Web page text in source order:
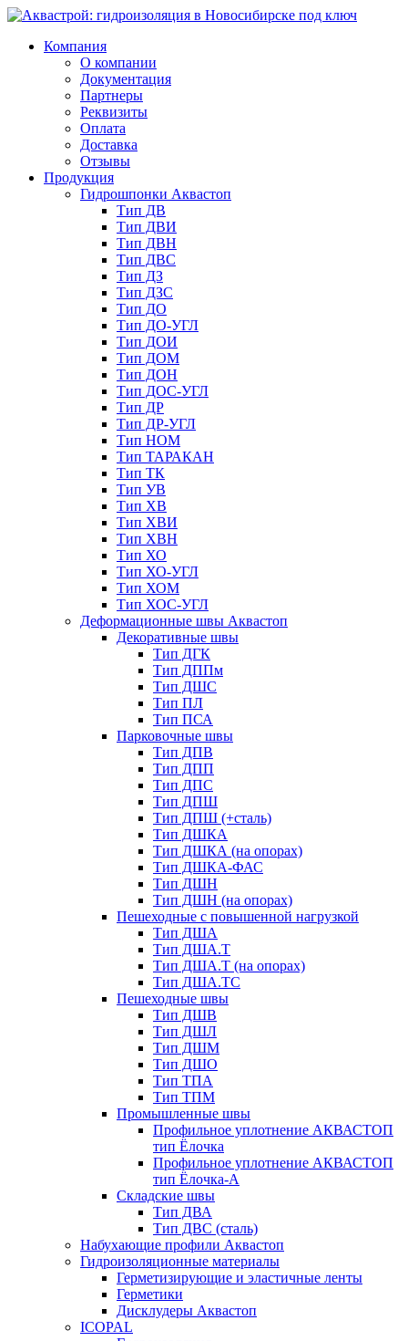
Компания
О компании
Документация
Партнеры
Реквизиты
Оплата
Доставка
Отзывы
Продукция
Гидрошпонки Аквастоп
Тип ДВ
Тип ДВИ
Тип ДВН
Тип ДВС
Тип ДЗ
Тип ДЗС
Тип ДО
Тип ДО-УГЛ
Тип ДОИ
Тип ДОМ
Тип ДОН
Тип ДОС-УГЛ
Тип ДР
Тип ДР-УГЛ
Тип НОМ
Тип ТАРАКАН
Тип ТК
Тип УВ
Тип ХВ
Тип ХВИ
Тип ХВН
Тип ХО
Тип ХО-УГЛ
Тип ХОМ
Тип ХОС-УГЛ
Деформационные швы Аквастоп
Декоративные швы
Тип ДГК
Тип ДППм
Тип ДШС
Тип ПЛ
Тип ПСА
Парковочные швы
Тип ДПВ
Тип ДПП
Тип ДПС
Тип ДПШ
Тип ДПШ (+сталь)
Тип ДШКА
Тип ДШКА (на опорах)
Тип ДШКА-ФАС
Тип ДШН
Тип ДШН (на опорах)
Пешеходные с повышенной нагрузкой
Тип ДША
Тип ДША.Т
Тип ДША.Т (на опорах)
Тип ДША.ТС
Пешеходные швы
Тип ДШВ
Тип ДШЛ
Тип ДШМ
Тип ДШО
Тип ТПА
Тип ТПМ
Промышленные швы
Профильное уплотнение АКВАСТОП
тип Ёлочка
Профильное уплотнение АКВАСТОП
тип Ёлочка-А
Складские швы
Тип ДВА
Тип ДВС (сталь)
Набухающие профили Аквастоп
Гидроизоляционные материалы
Герметизирующие и эластичные ленты
Герметики
Дисклудеры Аквастоп
ICOPAL